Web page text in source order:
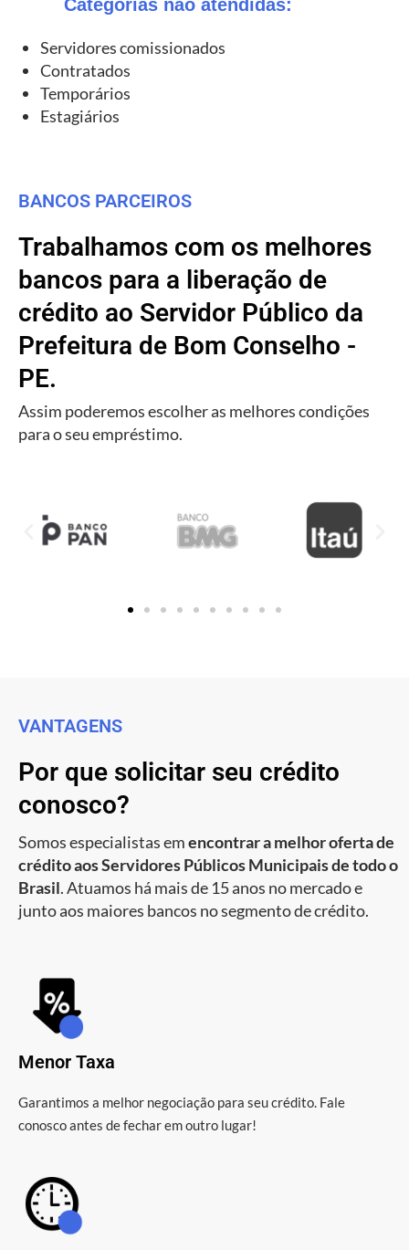
Categorias não atendidas:
Servidores comissionados
Contratados
Temporários
Estagiários
BANCOS PARCEIROS
Trabalhamos com os melhores
bancos para a liberação de
crédito ao Servidor Público da
Prefeitura de Bom Conselho -
PE.
Assim poderemos escolher as melhores condições
para o seu empréstimo.
VANTAGENS
Por que solicitar seu crédito
conosco?
Somos especialistas emencontrar a melhor oferta de
crédito aos Servidores Públicos Municipais de todo o
Brasil. Atuamos há mais de 15 anos no mercado e
junto aos maiores bancos no segmento de crédito.
Menor Taxa
Garantimos a melhor negociação para seu crédito. Fale
conosco antes de fechar em outro lugar!